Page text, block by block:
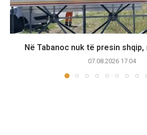
Në Tabanoc nuk të presin shqip,
07.08.2026 17:04